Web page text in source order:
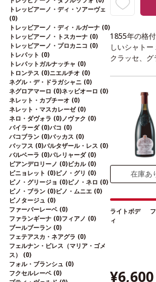
トレッビアーノ・ディ・ソアーヴェ
(0)
トレッビアーノ・ディ・ルガーナ (0)
トレッビアーノ・トスカーナ (0)
トレッビアーノ・プロカニコ (0)
トレパット (0)
トレパットガルナッチャ (0)
トロンテス (0)ニエルチオ (0)
ネグル・デ・ドラガシャニ (0)
ネグロアマーロ (0)ネッビオーロ (0)
ネレット・カプチーオ (0)
ネレット・マスカレーゼ (0)
ネロ・ダヴォラ (0)ノヴァク (0)
バイラーダ (0)バコ (0)
バコブラン (0)バッカス (0)
バッフス (0)バルタザール・レス (0)
バルベーラ (0)パレリャーダ (0)
ピアンデロリーノ (0)ビカル (0)
ピニョレット (0)ピノ・グリ (0)
ピノ・グリージョ (0)ピノ・ネロ (0)
ピノ・ブラン (0)ピノ・ムニエ (0)
ピノタージュ (0)
ファーバーレーベ (0)
ファランギーナ (0)フィアノ (0)
ブールブーラン (0)
フェテアスカ・ネアグラ (0)
フェルナン・ピレス（マリア・ゴメ
ス） (0)
フォル・ブランシュ (0)
フクセルレーベ (0)
1855年の格
しいシャトー ポイヤックのグラン・クリュ・
クラッセ、
ニンを持つ
ヤックの完
クのワイン
な地理的条
さを与えてい
在庫あ
ライトボデ
ィ
¥6,600